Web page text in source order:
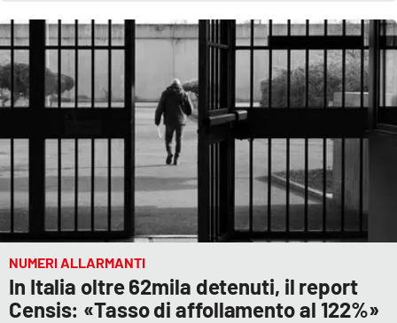
NUMERI ALLARMANTI
In Italia oltre 62mila detenuti, il report
Censis: «Tasso di affollamento al 122%»